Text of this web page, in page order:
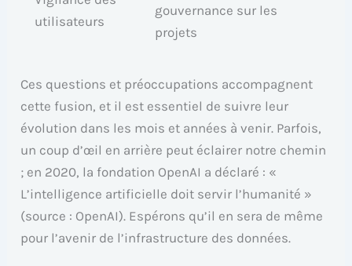
utilisateurs
gouvernance sur les
projets
Ces questions et préoccupations accompagnent
cette fusion, et il est essentiel de suivre leur
évolution dans les mois et années à venir. Parfois,
un coup d’œil en arrière peut éclairer notre chemin
; en 2020, la fondation OpenAI a déclaré : «
L’intelligence artificielle doit servir l’humanité »
(source : OpenAI). Espérons qu’il en sera de même
pour l’avenir de l’infrastructure des données.